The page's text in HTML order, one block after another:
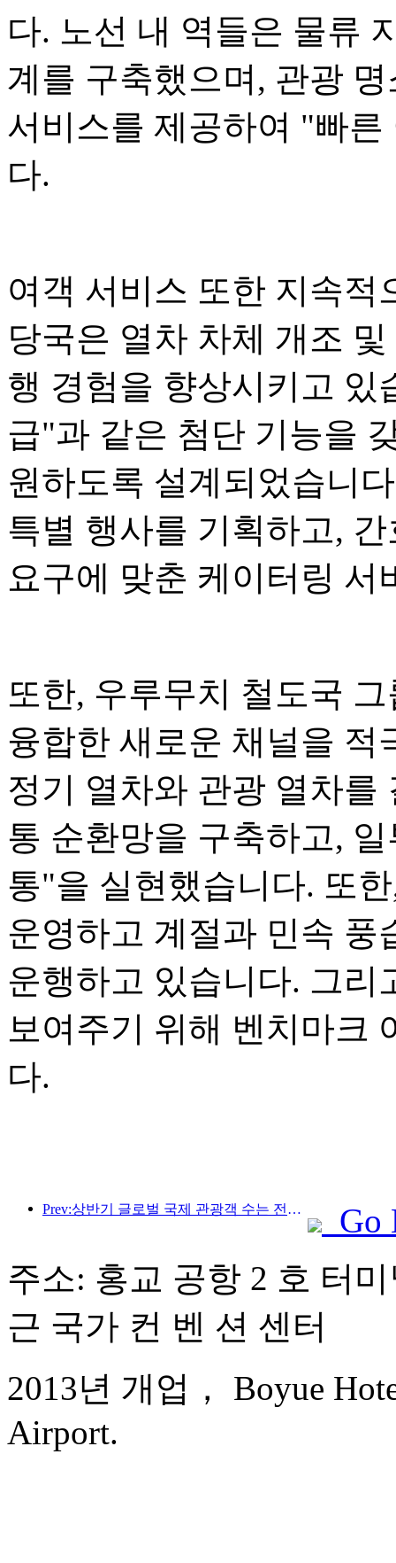
다. 노선 내 역들은 물류
계를 구축했으며, 관광
서비스를 제공하여 "빠
다.
여객 서비스 또한 지속적
당국은 열차 차체 개조
행 경험을 향상시키고 있
급"과 같은 첨단 기능을
원하도록 설계되었습니
특별 행사를 기획하고,
요구에 맞춘 케이터링 서
또한, 우루무치 철도국
융합한 새로운 채널을 적
정기 열차와 관광 열차를
통 순환망을 구축하고,
통"을 실현했습니다. 또
운영하고 계절과 민속 풍
운행하고 있습니다. 그리
보여주기 위해 벤치마크
다.
Prev:상반기 글로벌 국제 관광객 수는 전년 대비 5% 증가했습니다.
Go
주소: 홍교 공항 2 호 터
근 국가 컨 벤 션 센터
2013년 개업， Boyue
Airport.